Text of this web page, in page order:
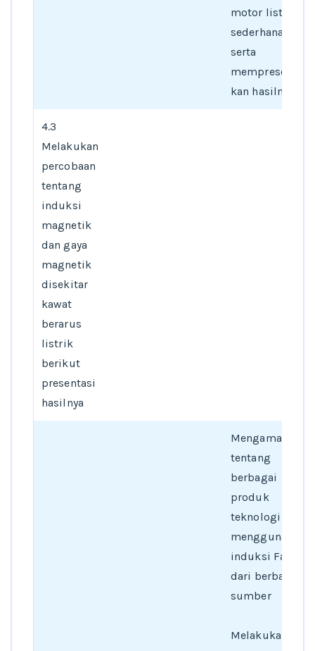
motor listrik
sederhana,
serta
mempresentasi
kan hasilnya
4.3
Melakukan
percobaan
tentang
induksi
magnetik
dan gaya
magnetik
disekitar
kawat
berarus
listrik
berikut
presentasi
hasilnya
Mengamati
tentang
berbagai
produk
teknologi yang
menggunakan
induksi Faraday
dari berbagai
sumber
Melakukan